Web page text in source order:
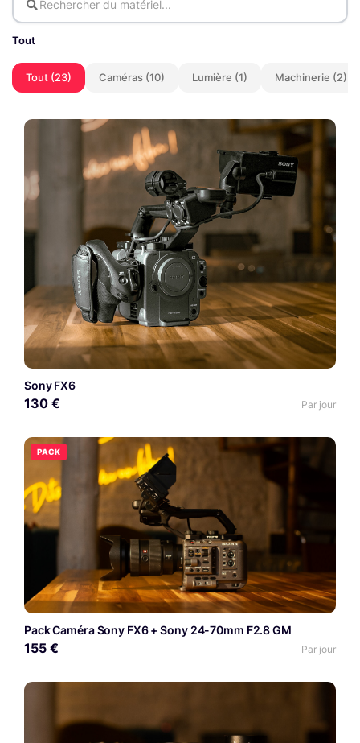
Tout
Tout (23) Caméras (10) Lumière (1) Machinerie (2)
Sony FX6
130 € Par jour
PACK
Pack Caméra Sony FX6 + Sony 24-70mm F2.8 GM
155 € Par jour